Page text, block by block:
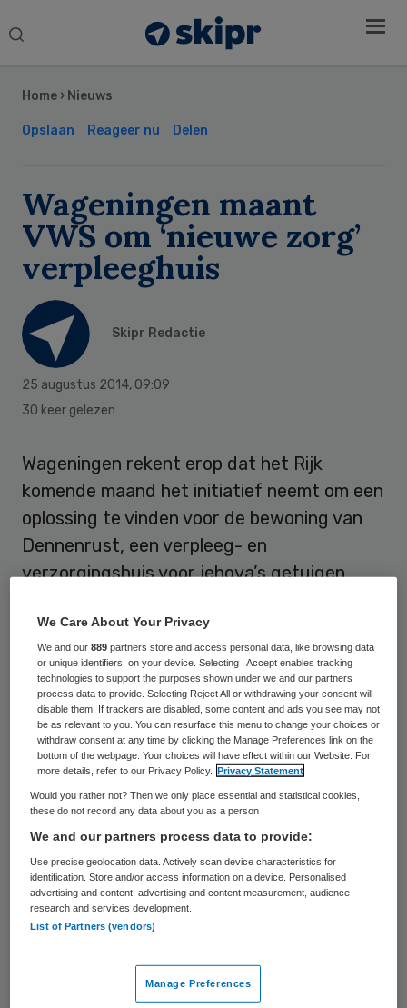
Search
Home › Nieuws
Opslaan Reageer nu Delen
Wageningen maant
VWS om ‘nieuwe zorg’
verpleeghuis
Skipr Redactie
25 augustus 2014, 09:09
30 keer gelezen
Wageningen rekent erop dat het Rijk
komende maand het initiatief neemt om een
oplossing te vinden voor de bewoning van
Dennenrust, een verpleeg- en
verzorgingshuis voor jehova’s getuigen.
Dit voorjaar ontstond grote ophef
Wageningen besloot dat alle bewoners
zonder zorgindicatie Dennenrust moesten
verlaten, omdat nieuwe wetgeving niet
meer toestaat dat zij in zo’n voorziening
wonen. Staatssecretaris Martin van Rijn
van VWS zegde toen toe met een oplossing
te komen voor ‘nieuwe zorgvormen’.
Geen woonbestemming
In Dennenrust zorgen de bewoners voor
hebben, maar ook mensen die daar nog niet
aan toe zijn. Zij zijn feitelijk gewoon
Sidebar
We Care About Your Privacy
We and our889 partners store and access personal data, like browsing data
or unique identifiers, on your device. Selecting I Accept enables tracking
technologies to support the purposes shown under we and our partners
process data to provide. Selecting Reject All or withdrawing your consent will
disable them. If trackers are disabled, some content and ads you see may not
be as relevant to you. You can resurface this menu to change your choices or
withdraw consent at any time by clicking the Manage Preferences link on the
bottom of the webpage. Your choices will have effect within our Website. For
more details, refer to our Privacy Policy.
Privacy Statement
Would you rather not? Then we only place essential and statistical cookies,
these do not record any data about you as a person
We and our partners process data to provide:
Use precise geolocation data. Actively scan device characteristics for
identification. Store and/or access information on a device. Personalised
advertising and content, advertising and content measurement, audience
research and services development.
List of Partners (vendors)
Manage Preferences